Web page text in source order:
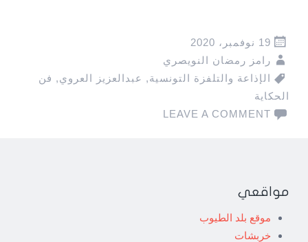
19 نوفمبر، 2020
رامز رمضان النويصري
الإذاعة والتلفزة التونسية, عبدالعزيز العروي, فن
الحكاية
LEAVE A COMMENT
مواقعي
موقع بلد الطيوب
خربشات